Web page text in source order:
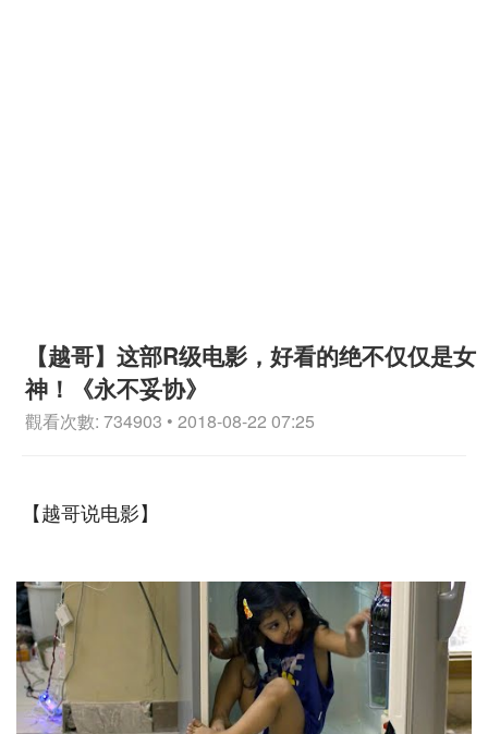
【越哥】这部R级电影，好看的绝不仅仅是女
神！《永不妥协》
觀看次數: 734903 • 2018-08-22 07:25
【越哥说电影】